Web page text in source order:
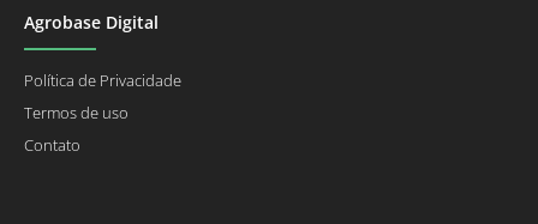
Agrobase Digital
Política de Privacidade
Termos de uso
Contato